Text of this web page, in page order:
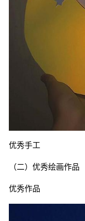
优秀手工
（二）优秀绘画作品
优秀作品